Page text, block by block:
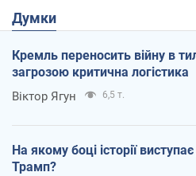
Думки
Кремль переносить війну в
загрозою критична логістика
Віктор Ягун 6,5 т.
На якому боці історії
Трамп?